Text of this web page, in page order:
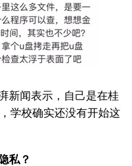
新闻表示，自己是在桂
学校确实还没有开始这
私？